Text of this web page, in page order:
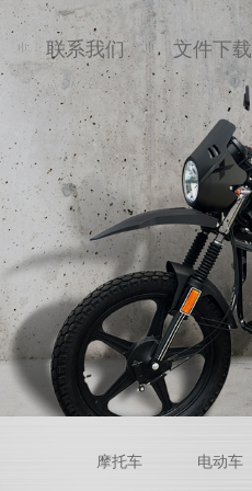
联系我们 文件下载
摩托车 电动车